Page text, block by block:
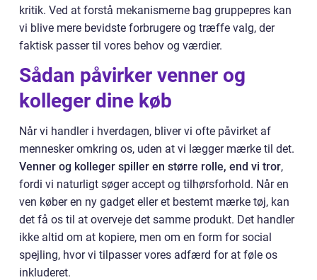
kritik. Ved at forstå mekanismerne bag gruppepres kan
vi blive mere bevidste forbrugere og træffe valg, der
faktisk passer til vores behov og værdier.
Sådan påvirker venner og
kolleger dine køb
Når vi handler i hverdagen, bliver vi ofte påvirket af
mennesker omkring os, uden at vi lægger mærke til det.
Venner og kolleger spiller en større rolle, end vi tror,
fordi vi naturligt søger accept og tilhørsforhold. Når en
ven køber en ny gadget eller et bestemt mærke tøj, kan
det få os til at overveje det samme produkt. Det handler
ikke altid om at kopiere, men om en form for social
spejling, hvor vi tilpasser vores adfærd for at føle os
inkluderet.